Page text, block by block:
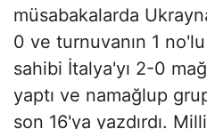
müsabakalarda
0 ve turnuvanın 1
sahibi İtalya'yı 2-0
yaptı ve namağlup
son 16'ya yazdırdı.